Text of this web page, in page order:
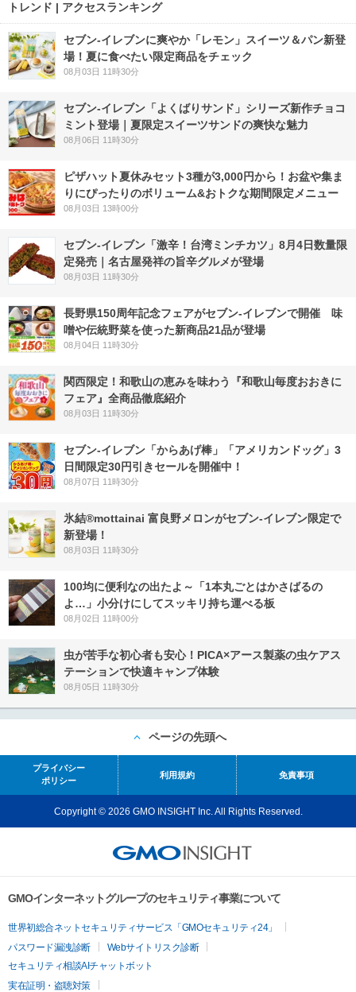
トレンド | アクセスランキング
セブン‐イレブンに爽やか「レモン」スイーツ＆パン新登
場！夏に食べたい限定商品をチェック
08月03日 11時30分
セブン‐イレブン「よくばりサンド」シリーズ新作チョコ
ミント登場｜夏限定スイーツサンドの爽快な魅力
08月06日 11時30分
ピザハット夏休みセット3種が3,000円から！お盆や集ま
りにぴったりのボリューム&おトクな期間限定メニュー
08月03日 13時00分
セブン-イレブン「激辛！台湾ミンチカツ」8月4日数量限
定発売｜名古屋発祥の旨辛グルメが登場
08月03日 11時30分
長野県150周年記念フェアがセブン-イレブンで開催 味
噌や伝統野菜を使った新商品21品が登場
08月04日 11時30分
関西限定！和歌山の恵みを味わう『和歌山毎度おおきに
フェア』全商品徹底紹介
08月03日 11時30分
セブン‐イレブン「からあげ棒」「アメリカンドッグ」3
日間限定30円引きセールを開催中！
08月07日 11時30分
氷結®mottainai 富良野メロンがセブン‐イレブン限定で
新登場！
08月03日 11時30分
100均に便利なの出たよ～「1本丸ごとはかさばるの
よ…」小分けにしてスッキリ持ち運べる板
08月02日 11時00分
虫が苦手な初心者も安心！PICA×アース製薬の虫ケアス
テーションで快適キャンプ体験
08月05日 11時30分
ページの先頭へ
プライバシー
ポリシー
利用規約 免責事項
Copyright © 2026 GMO INSIGHT Inc. All Rights Reserved.
GMOインターネットグループのセキュリティ事業について
世界初総合ネットセキュリティサービス「GMOセキュリティ24」
パスワード漏洩診断
Webサイトリスク診断
セキュリティ相談AIチャットボット
実在証明・盗聴対策